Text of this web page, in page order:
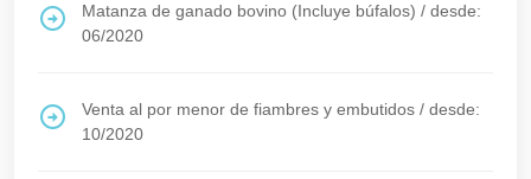
Matanza de ganado bovino (Incluye búfalos) / desde:
06/2020
Venta al por menor de fiambres y embutidos / desde:
10/2020